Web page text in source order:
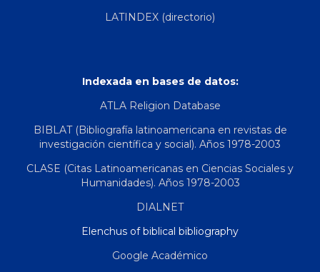
LATINDEX (directorio)
Indexada en bases de datos:
ATLA Religion Database
BIBLAT (Bibliografía latinoamericana en revistas de
investigación científica y social). Años 1978-2003
CLASE (Citas Latinoamericanas en Ciencias Sociales y
Humanidades). Años 1978-2003
DIALNET
Elenchus of biblical bibliography
Google Académico